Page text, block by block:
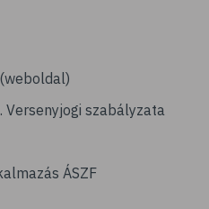
Versenyjogi szabályzata
ÁSZF